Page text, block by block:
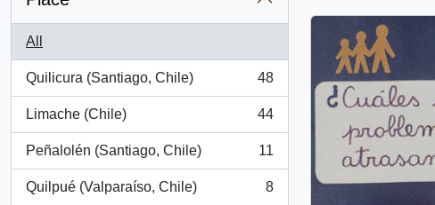
All
Quilicura (Santiago, Chile)
, 48 results
48
Limache (Chile)
, 44 results
44
Peñalolén (Santiago, Chile)
, 11 results
11
Quilpué (Valparaíso, Chile)
, 8 results
8